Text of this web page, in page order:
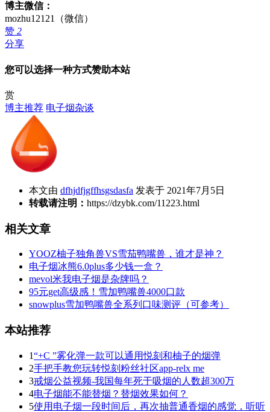
博主微信：
mozhu12121（微信）
赞 2
分享
您可以选择一种方式赞助本站
赏
博主推荐 电子烟杂谈
本文由 dfhjdfjgffhsgsdasfa 发表于 2021年7月5日
转载请注明： https://dzybk.com/11223.html
相关文章
YOOZ柚子独角兽VS雪茄鸭嘴兽，谁才是神？
电子烟冰熊6.0plus多少钱一盒？
mevol米我电子烟是杂牌吗？
95元get高级感！雪加鸭嘴兽4000口款
snowplus雪加鸭嘴兽全系列口味测评（可参考）
本站推荐
1“+C ”雾化弹一款可以通用悦刻和柚子的烟弹
2手把手教您玩转悦刻粉丝社区app-relx me
3戒烟公益视频-我国每年死于吸烟的人数超300万
4电子烟能不能替烟？替烟效果如何？
5使用电子烟一段时间后，再次抽普通香烟的感觉，听听